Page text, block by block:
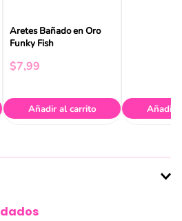
Aretes Bañado en Oro
Funky Fish
$7,99
Añadir al carrito Añadir